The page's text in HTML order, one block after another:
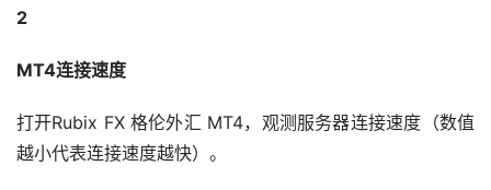
2
MT4连接速度
打开Rubix FX 格伦外汇 MT4，观测服务器连接速度（数值
越小代表连接速度越快）。